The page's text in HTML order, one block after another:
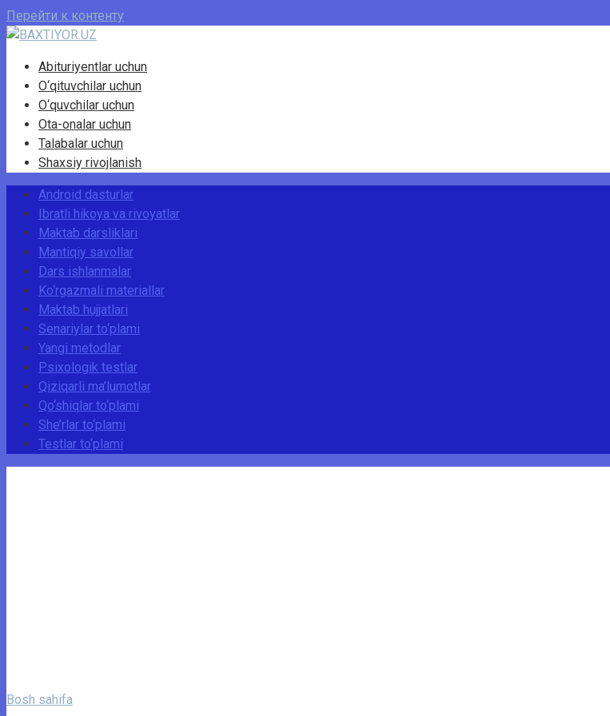
Перейти к контенту
Abituriyentlar uchun
O‘qituvchilar uchun
O‘quvchilar uchun
Ota-onalar uchun
Talabalar uchun
Shaxsiy rivojlanish
Android dasturlar
Ibratli hikoya va rivoyatlar
Maktab darsliklari
Mantiqiy savollar
Dars ishlanmalar
Ko‘rgazmali materiallar
Maktab hujjatlari
Senariylar to‘plami
Yangi metodlar
Psixologik testlar
Qiziqarli ma’lumotlar
Qo‘shiqlar to‘plami
She’rlar to‘plami
Testlar to‘plami
Bosh sahifa